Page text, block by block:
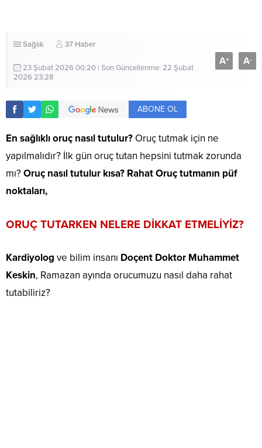
Sağlık 37 Haber
23 Şubat 2026 00:20 | Son Güncellenme: 22 Şubat
2026 23:28
A+ A-
ABONE OL
En sağlıklı oruç nasıl tutulur? Oruç tutmak için ne
yapılmalıdır? İlk gün oruç tutan hepsini tutmak zorunda
mı?Oruç nasıl tutulur kısa? Rahat Oruç tutmanın püf
noktaları,
ORUÇ TUTARKEN NELERE DİKKAT ETMELİYİZ?
Kardiyolog ve bilim insanı Doçent Doktor Muhammet
Keskin, Ramazan ayında orucumuzu nasıl daha rahat
tutabiliriz?